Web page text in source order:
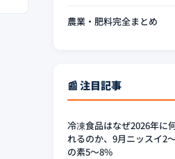
農業・肥料完全まとめ
📰 注目記事
冷凍食品はなぜ2026年に
れるのか、9月ニッスイ2
の素5〜8%